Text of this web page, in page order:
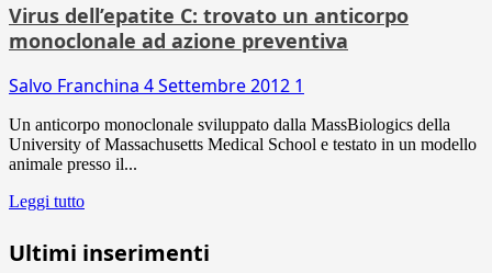
Virus dell’epatite C: trovato un anticorpo
monoclonale ad azione preventiva
Salvo Franchina 4 Settembre 2012 1
Un anticorpo monoclonale sviluppato dalla MassBiologics della
University of Massachusetts Medical School e testato in un modello
animale presso il...
Leggi tutto
Ultimi inserimenti